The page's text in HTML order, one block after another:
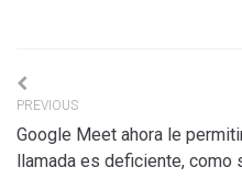
Navigation
de
l’article
PREVIOUS
Google Meet ahora le
llamada es deficiente, como